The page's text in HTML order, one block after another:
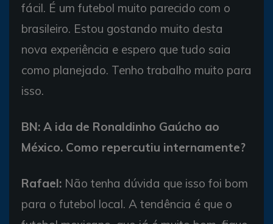
fácil. É um futebol muito parecido com o
brasileiro. Estou gostando muito desta
nova experiência e espero que tudo saia
como planejado. Tenho trabalho muito para
isso.
BN: A ida de Ronaldinho Gaúcho ao
México. Como repercutiu internamente?
Rafael: Não tenha dúvida que isso foi bom
para o futebol local. A tendência é que o